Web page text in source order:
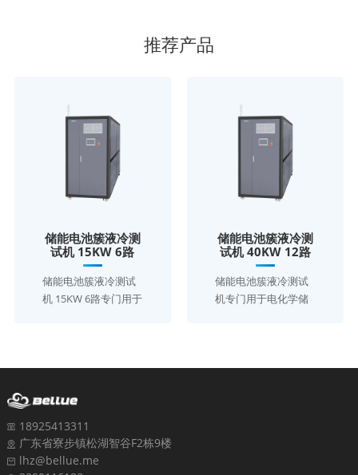
推荐产品
储能电池簇液冷测
试机 15KW 6路
储能电池簇液冷测试
机 15KW 6路专门用于
热泵、PTC加热等多
对储能电池簇的性能
测试。采用一机多通
道设计，对电池簇多
电池包进行温度、压
储能电池簇液冷测
试机 40KW 12路
储能电池簇液冷测试
机专门用于电化学储
PTC加热等多种工作
18925413311
广东省寮步镇松湖智谷F2栋9楼
lhz@bellue.me